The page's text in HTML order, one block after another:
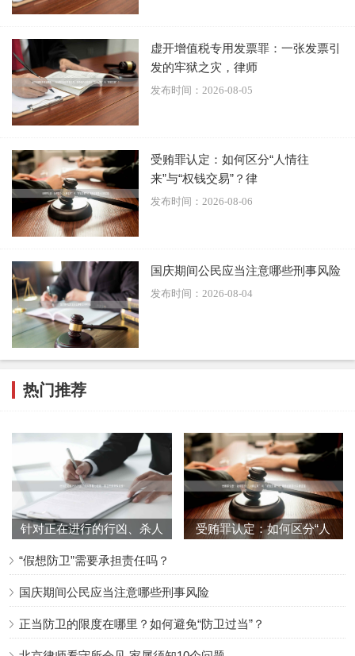
救无效于当日死亡。
某某区人民法院认为，被告人杨某因琐事与被害人吴
某某争吵后，为摆脱吴的纠缠，欲驾车离开现场。在
低速行驶中，杨某从驾驶室窗口处看到吴抓在车上，
已经预见到自己继续驾驶的行为可能发生危害社会的
结果，但因过于自信认为吴会自动撒手，不会发生危
害结果，最终导致汽车缓行转弯时，被害人吴某某掉
地，并遭汽车后轮碾轧致死，其行为构成过失致人死
亡罪。依照《中华人民共和国刑法
徒刑四年。
一审宣判后，被告人杨某未提出上诉。某某市某某区
人民检察院抗诉称，被告人杨某的行为构成故意伤害
罪，理由如下：杨某主观上具有伤害的间接故意；杨
某客观上实施了伤害他人身体的行为，最终产生致人
事实依据。
某某市中级人民法院经审理认为，被告人杨某明知被
害人吴某某悬吊在其行侧车窗外，已经预见到其低速
行驶可能致使吴某某掉地受伤，但轻信吴某某会自动
严重后果，其行为构成过失致人死亡罪。杨某与吴某
某虽因琐事发生口角，但无明显的争执与怨恨；杨某
关于案发当时急于脱身，且驾车低速行驶，认为吴某
某会自己松手，不可能造成严重后果以及未能及时意
虚开增值税专用发票罪：一张发票引
发的牢狱之灾，律师
发布时间：2026-08-05
受贿罪认定：如何区分“人情往
来”与“权钱交易”？律
发布时间：2026-08-06
国庆期间公民应当注意哪些刑事风险
发布时间：2026-08-04
热门推荐
针对正在进行的行凶、杀人
规
受贿罪认定：如何区分“人
“假想防卫”需要承担责任吗？
国庆期间公民应当注意哪些刑事风险
正当防卫的限度在哪里？如何避免“防卫过当”？